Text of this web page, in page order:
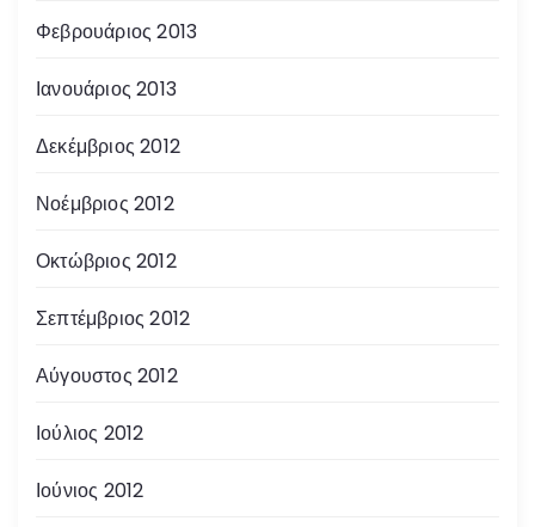
Φεβρουάριος 2013
Ιανουάριος 2013
Δεκέμβριος 2012
Νοέμβριος 2012
Οκτώβριος 2012
Σεπτέμβριος 2012
Αύγουστος 2012
Ιούλιος 2012
Ιούνιος 2012